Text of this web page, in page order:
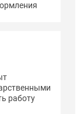
работу